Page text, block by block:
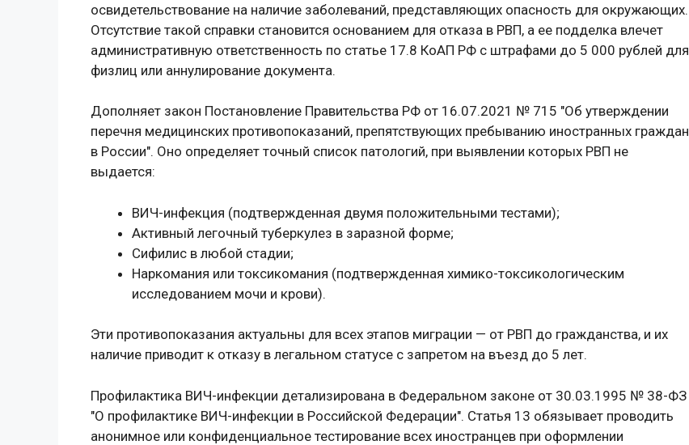
освидетельствование на наличие заболеваний, представляющих опасность для окружающих.
Отсутствие такой справки становится основанием для отказа в РВП, а ее подделка влечет
административную ответственность по статье 17.8 КоАП РФ с штрафами до 5 000 рублей для
физлиц или аннулирование документа.
Дополняет закон Постановление Правительства РФ от 16.07.2021 № 715 "Об утверждении
перечня медицинских противопоказаний, препятствующих пребыванию иностранных граждан
в России". Оно определяет точный список патологий, при выявлении которых РВП не
выдается:
ВИЧ-инфекция (подтвержденная двумя положительными тестами);
Активный легочный туберкулез в заразной форме;
Сифилис в любой стадии;
Наркомания или токсикомания (подтвержденная химико-токсикологическим
исследованием мочи и крови).
Эти противопоказания актуальны для всех этапов миграции — от РВП до гражданства, и их
наличие приводит к отказу в легальном статусе с запретом на въезд до 5 лет.
Профилактика ВИЧ-инфекции детализирована в Федеральном законе от 30.03.1995 № 38-ФЗ
"О профилактике ВИЧ-инфекции в Российской Федерации". Статья 13 обязывает проводить
анонимное или конфиденциальное тестирование всех иностранцев при оформлении